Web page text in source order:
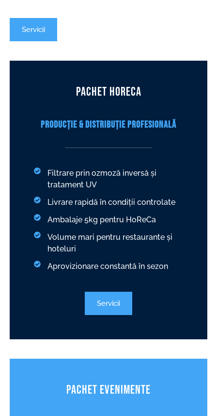
Servicii
PACHET HoReCa
Producție & Distribuție Profesională
Filtrare prin ozmoză inversă și
tratament UV
Livrare rapidă în condiții controlate
Ambalaje 5kg pentru HoReCa
Volume mari pentru restaurante și
hoteluri
Aprovizionare constantă în sezon
Servicii
PACHET Evenimente